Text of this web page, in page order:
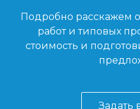
Подробно расскажем
работ и типовых
стоимость и
Задать